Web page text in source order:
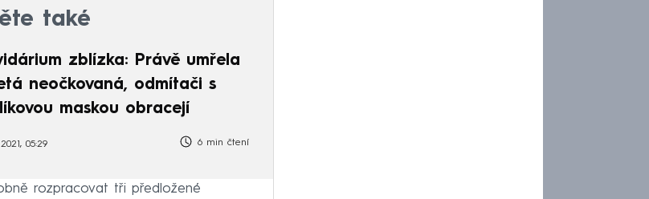
také
zblízka: Právě umřela
neočkovaná, odmítači s
maskou obracejí
05:29 6 min čtení
rozpracovat tři předložené